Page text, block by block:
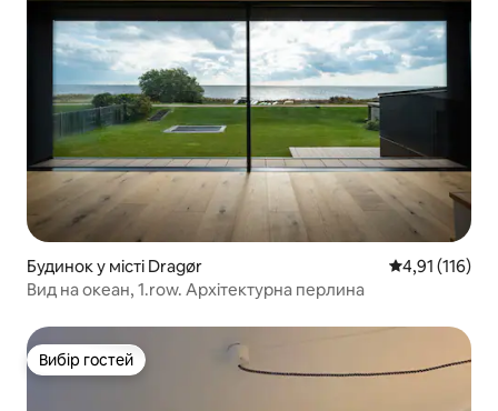
Будинок у місті Dragør Середня
4,91 (116)
Вид на океан, 1.row. Архітектурна перлина
Вибір гостей
Вибір гостей